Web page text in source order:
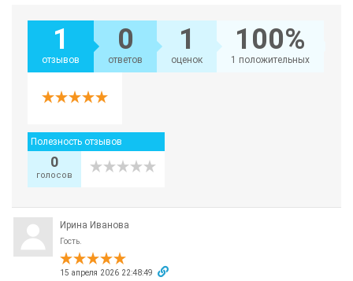
1
отзывов
0
ответов
1
оценок
100%
1 положительных
Полезность отзывов
0
голосов
Ирина Иванова
Гость.
15 апреля 2026 22:48:49